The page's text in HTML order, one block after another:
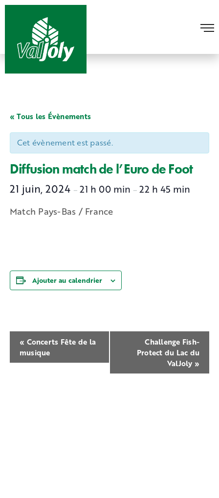
« Tous les Évènements
Cet évènement est passé.
Diffusion match de l’Euro de Foot
21 juin, 2024 –21 h 00 min –22 h 45 min
Match Pays-Bas / France
Ajouter au calendrier
Navigation
Évènement
« Concerts Fête de la
musique
Challenge Fish-
Protect du Lac du
ValJoly »